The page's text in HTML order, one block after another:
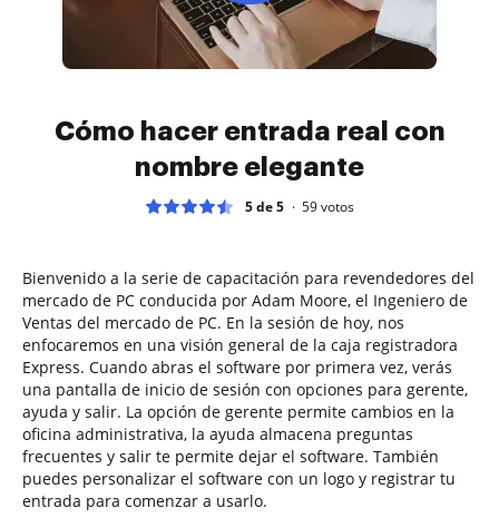
Cómo hacer entrada real con
nombre elegante
5 de 5 59votos
Bienvenido a la serie de capacitación para revendedores del
mercado de PC conducida por Adam Moore, el Ingeniero de
Ventas del mercado de PC. En la sesión de hoy, nos
enfocaremos en una visión general de la caja registradora
Express. Cuando abras el software por primera vez, verás
una pantalla de inicio de sesión con opciones para gerente,
ayuda y salir. La opción de gerente permite cambios en la
oficina administrativa, la ayuda almacena preguntas
frecuentes y salir te permite dejar el software. También
puedes personalizar el software con un logo y registrar tu
entrada para comenzar a usarlo.